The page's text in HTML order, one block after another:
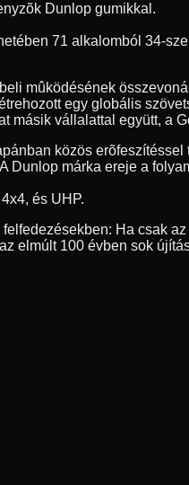
Dunlop gumikkal.
71 alkalomból 34-
mûködésének
egy globális
másik vállalattal együtt, a
közös
Dunlop márka ereje a
és UHP.
Ha csak
elmúlt 100 évben sok